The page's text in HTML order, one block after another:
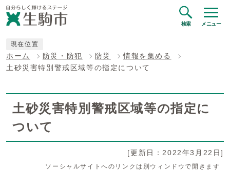
検索 メニュー
現在位置
ホーム 防災・防犯 防災
情報を集める
土砂災害特別警戒区域等の指定について
土砂災害特別警戒区域等の指定に
ついて
[更新日：2022年3月22日]
ソーシャルサイトへのリンクは別ウィンドウで開きます